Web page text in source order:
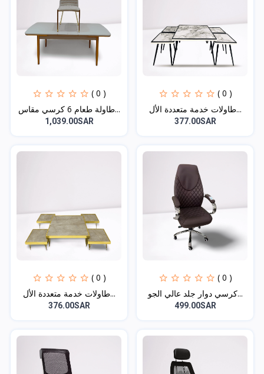
( 0 )
طاولة طعام 6 كرسي مقاس...
1,039.00SAR
( 0 )
طاولات خدمة متعددة الأل...
377.00SAR
( 0 )
طاولات خدمة متعددة الأل...
376.00SAR
( 0 )
كرسي دوار جلد عالي الجو...
499.00SAR